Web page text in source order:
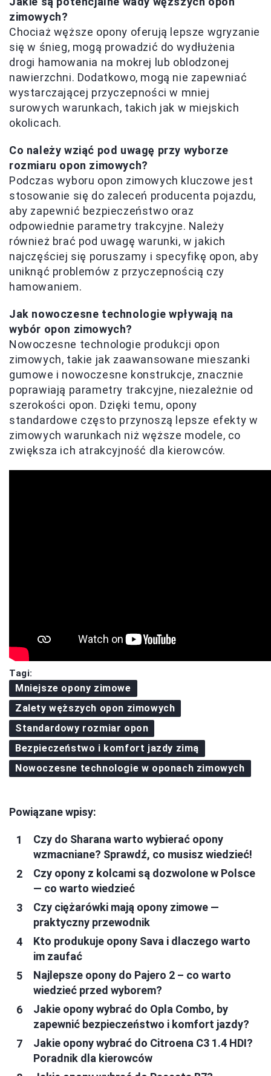
zimowych?
Chociaż węższe opony oferują lepsze wgryzanie
się w śnieg, mogą prowadzić do wydłużenia
drogi hamowania na mokrej lub oblodzonej
nawierzchni. Dodatkowo, mogą nie zapewniać
wystarczającej przyczepności w mniej
surowych warunkach, takich jak w miejskich
okolicach.
Co należy wziąć pod uwagę przy wyborze
rozmiaru opon zimowych?
Podczas wyboru opon zimowych kluczowe jest
stosowanie się do zaleceń producenta pojazdu,
aby zapewnić bezpieczeństwo oraz
odpowiednie parametry trakcyjne. Należy
również brać pod uwagę warunki, w jakich
najczęściej się poruszamy i specyfikę opon, aby
uniknąć problemów z przyczepnością czy
hamowaniem.
Jak nowoczesne technologie wpływają na
wybór opon zimowych?
Nowoczesne technologie produkcji opon
zimowych, takie jak zaawansowane mieszanki
gumowe i nowoczesne konstrukcje, znacznie
poprawiają parametry trakcyjne, niezależnie od
szerokości opon. Dzięki temu, opony
standardowe często przynoszą lepsze efekty w
zimowych warunkach niż węższe modele, co
zwiększa ich atrakcyjność dla kierowców.
Tagi:
Mniejsze opony zimowe
Zalety węższych opon zimowych
Standardowy rozmiar opon
Bezpieczeństwo i komfort jazdy zimą
Nowoczesne technologie w oponach zimowych
Powiązane wpisy:
Czy do Sharana warto wybierać opony
wzmacniane? Sprawdź, co musisz wiedzieć!
Czy opony z kolcami są dozwolone w Polsce
— co warto wiedzieć
Czy ciężarówki mają opony zimowe —
praktyczny przewodnik
Kto produkuje opony Sava i dlaczego warto
im zaufać
Najlepsze opony do Pajero 2 – co warto
wiedzieć przed wyborem?
Jakie opony wybrać do Opla Combo, by
zapewnić bezpieczeństwo i komfort jazdy?
Jakie opony wybrać do Citroena C3 1.4 HDI?
Poradnik dla kierowców